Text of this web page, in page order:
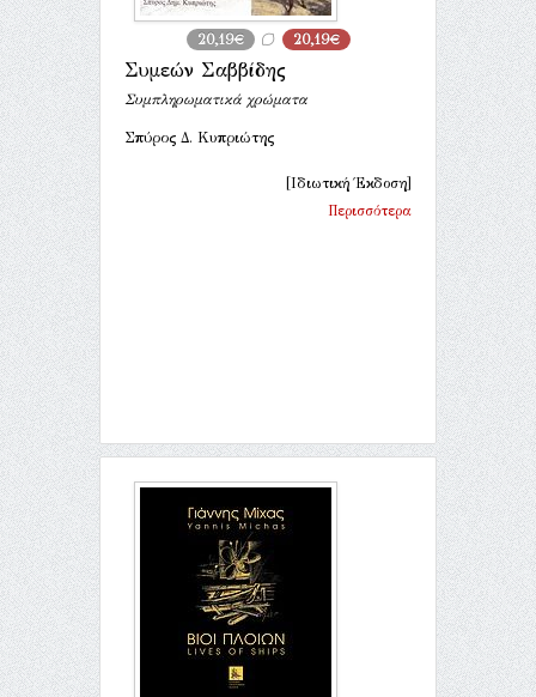
20,19€ 20,19€
Συμεών Σαββίδης
Συμπληρωματικά χρώματα
Σπύρος Δ. Κυπριώτης
[Ιδιωτική Έκδοση]
Περισσότερα